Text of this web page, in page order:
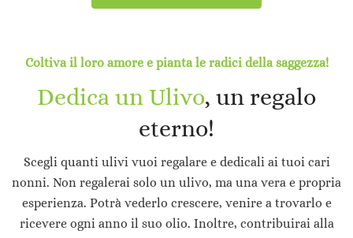
Coltiva il loro amore e pianta le radici della saggezza!
Dedica un Ulivo, un regalo
eterno!
Scegli quanti ulivi vuoi regalare e dedicali ai tuoi cari
nonni. Non regalerai solo un ulivo, ma una vera e propria
esperienza. Potrà vederlo crescere, venire a trovarlo e
ricevere ogni anno il suo olio. Inoltre, contribuirai alla